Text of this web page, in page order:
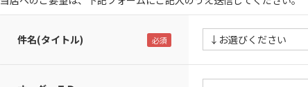
件名(タイトル)